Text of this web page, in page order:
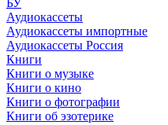
БУ
Аудиокассеты
Аудиокассеты импортные
Аудиокассеты Россия
Книги
Книги о музыке
Книги о кино
Книги о фотографии
Книги об эзотерике